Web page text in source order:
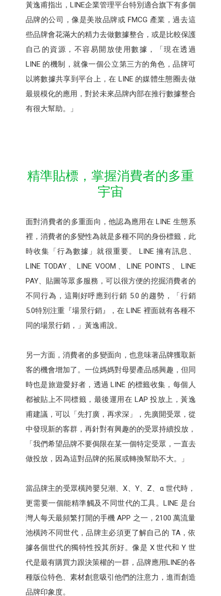
黃逸甫指出，LINE企業管理平台特別適合旗下有多個
品牌的公司，像是美妝品牌或 FMCG 產業，過去這
些品牌會花滿大的精力去做數據整合，或是比較保護
自己的資源，不容易開放使用數據，「現在透過
LINE 的機制，就像一個公立第三方的角色，品牌可
以將數據共享到平台上，在 LINE 的媒體生態圈去做
最規模化的應用，對於未來品牌內部在推行數據整合
有很大幫助。」
精準貼標，掌握消費者的多重
宇宙
面對消費者的多重面向，他認為應用在 LINE 生態系
裡，消費者的多變性為就是多種不同的身份標籤，此
時收集「行為數據」就很重要。 LINE 擁有訊息、
LINE TODAY、LINE VOOM、LINE POINTS、LINE
PAY、貼圖等眾多服務，可以很方便的挖掘消費者的
不同行為，這剛好呼應到行銷 5.0 的趨勢，「行銷
5.0特別注重『場景行銷』，在 LINE 裡面就有各種不
同的場景行銷，」黃逸甫說。
另一方面，消費者的多變面向，也意味著品牌獲取新
客的機會增加了。一位媽媽對母嬰產品感興趣，但同
時也是旅遊愛好者，透過 LINE 的標籤收集，每個人
都被貼上不同標籤，最後運用在 LAP 投放上，黃逸
甫建議，可以「先打廣，再求深」，先廣開受眾，從
中發現新的客群，再針對有興趣的的受眾持續投放，
「我們希望品牌不要侷限在某一個特定受眾，一直去
做投放，因為這對品牌的拓展或轉換幫助不大。」
當品牌主的受眾橫跨嬰兒潮、X、Y、Z、α 世代時，
更需要一個能精準觸及不同世代的工具。LINE 是台
灣人每天最頻繁打開的手機 APP 之一，2100 萬流量
池橫跨不同世代，品牌主必須更了解自己的 TA，依
據各個世代的獨特性投其所好。像是 X 世代和 Y 世
代是最有購買力跟決策權的一群，品牌應用LINE的各
種版位特色、素材創意吸引他們的注意力，進而創造
品牌印象度。